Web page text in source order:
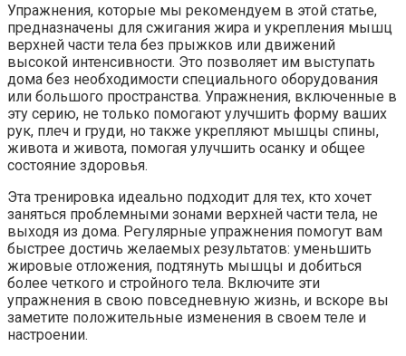
Упражнения, которые мы рекомендуем в этой статье,
предназначены для сжигания жира и укрепления мышц
верхней части тела без прыжков или движений
высокой интенсивности. Это позволяет им выступать
дома без необходимости специального оборудования
или большого пространства. Упражнения, включенные в
эту серию, не только помогают улучшить форму ваших
рук, плеч и груди, но также укрепляют мышцы спины,
живота и живота, помогая улучшить осанку и общее
состояние здоровья.
Эта тренировка идеально подходит для тех, кто хочет
заняться проблемными зонами верхней части тела, не
выходя из дома. Регулярные упражнения помогут вам
быстрее достичь желаемых результатов: уменьшить
жировые отложения, подтянуть мышцы и добиться
более четкого и стройного тела. Включите эти
упражнения в свою повседневную жизнь, и вскоре вы
заметите положительные изменения в своем теле и
настроении.